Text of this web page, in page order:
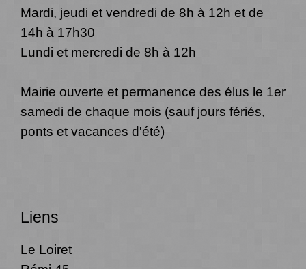
Mardi, jeudi et vendredi de 8h à 12h et de
14h à 17h30
Lundi et mercredi de 8h à 12h
Mairie ouverte et permanence des élus le 1er
samedi de chaque mois (sauf jours fériés,
ponts et vacances d'été)
Liens
Le Loiret